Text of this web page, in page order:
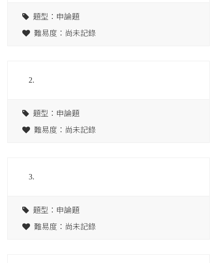
題型：申論題
難易度：尚未記錄
2.
題型：申論題
難易度：尚未記錄
3.
題型：申論題
難易度：尚未記錄